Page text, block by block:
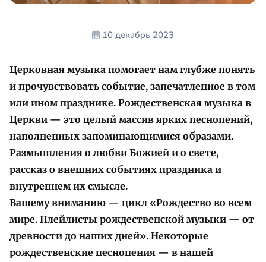
10 декабрь 2023
Церковная музыка помогает нам глубже понять
и прочувствовать событие, запечатленное в том
или ином празднике. Рождественская музыка в
Церкви — это целый массив ярких песнопений,
наполненных запоминающимися образами.
Размышления о любви Божией и о свете,
рассказ о внешних событиях праздника и
внутреннем их смысле.
Вашему вниманию — цикл «Рождество во всем
мире. Плейлисты рождественской музыки — от
древности до наших дней». Некоторые
рождественские песнопения — в нашей